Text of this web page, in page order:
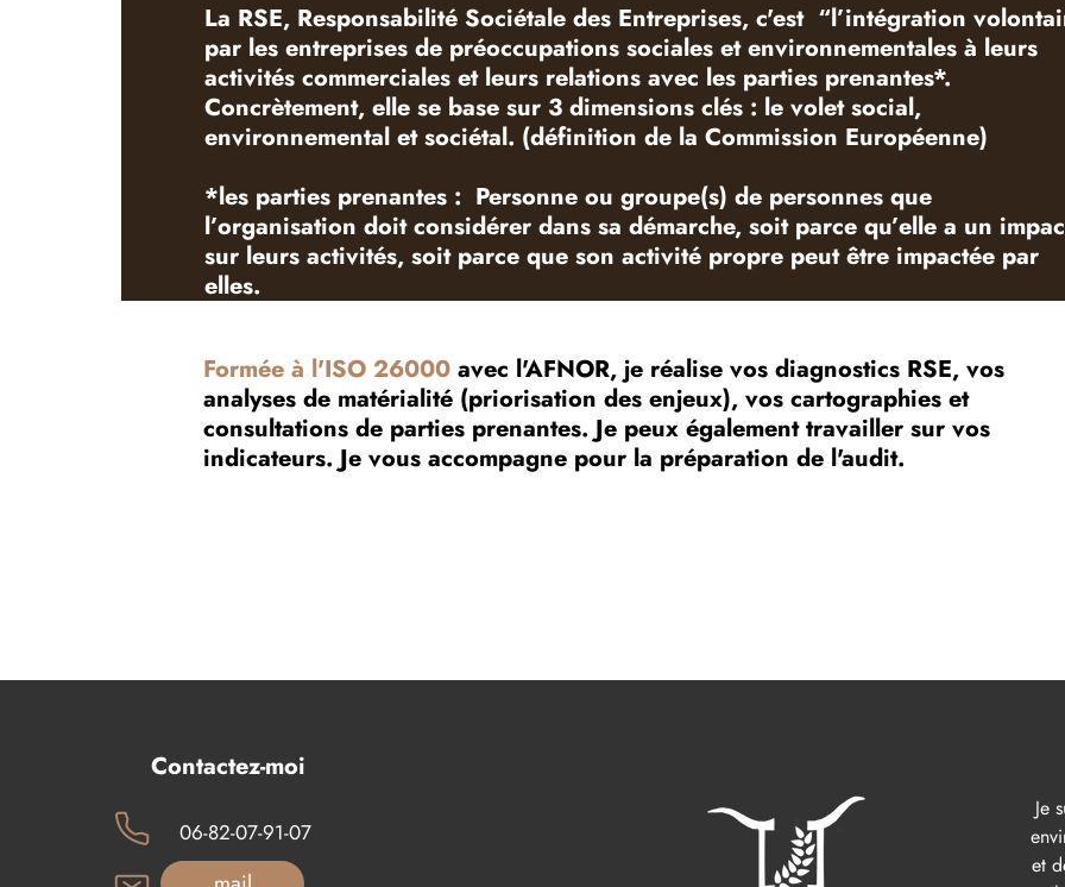
Je
et
Contactez-moi
06-82-07-91-07
La RSE, Responsabilité Sociétale des Entreprises, c'est “l’intégration
par les entreprises de préoccupations sociales etenvironnementales à leurs
activités commerciales et leurs relations avec les parties prenantes*.
Concrètement, elle se base sur 3 dimensions clés : le volet social,
environnemental et sociétal. (définition de la Commission Européenne)
*les parties prenantes : Personne ou groupe(s) de personnes que
l’organisation doit considérer dans sa démarche, soit parce qu’elle a un
sur leurs activités, soit parce que son activité propre peut être impactée par
elles.
Formée à l'ISO 26000 avec l'AFNOR, je réalise vos diagnostics RSE, vos
analyses de matérialité (priorisation des enjeux), vos cartographies et
consultations de parties prenantes. Je peux également travailler sur vos
indicateurs. Je vous accompagne pour la préparation de l'audit.